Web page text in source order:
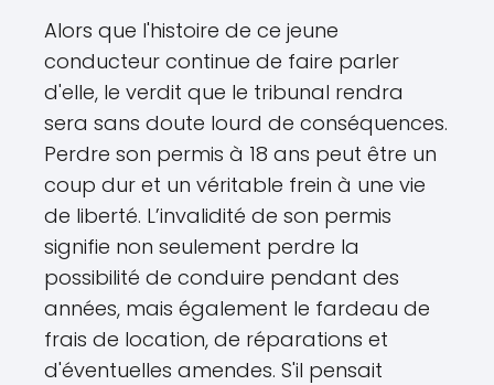
Alors que l'histoire de ce jeune
conducteur continue de faire parler
d'elle, le verdit que le tribunal rendra
sera sans doute lourd de conséquences.
Perdre son permis à 18 ans peut être un
coup dur et un véritable frein à une vie
de liberté. L’invalidité de son permis
signifie non seulement perdre la
possibilité de conduire pendant des
années, mais également le fardeau de
frais de location, de réparations et
d'éventuelles amendes. S'il pensait